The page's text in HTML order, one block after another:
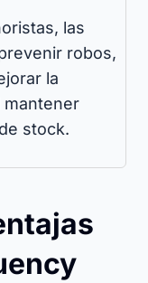
las
robos,
la
mantener
stock.